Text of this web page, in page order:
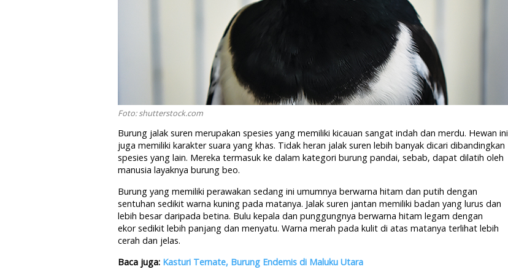
Foto: shutterstock.com
Burung jalak suren merupakan spesies yang memiliki kicauan sangat indah dan merdu. Hewan ini
juga memiliki karakter suara yang khas. Tidak heran jalak suren lebih banyak dicari dibandingkan
spesies yang lain. Mereka termasuk ke dalam kategori burung pandai, sebab, dapat dilatih oleh
manusia layaknya burung beo.
Burung yang memiliki perawakan sedang ini umumnya berwarna hitam dan putih dengan
sentuhan sedikit warna kuning pada matanya. Jalak suren jantan memiliki badan yang lurus dan
lebih besar daripada betina. Bulu kepala dan punggungnya berwarna hitam legam dengan
ekor sedikit lebih panjang dan menyatu. Warna merah pada kulit di atas matanya terlihat lebih
cerah dan jelas.
Baca juga: Kasturi Ternate, Burung Endemis di Maluku Utara